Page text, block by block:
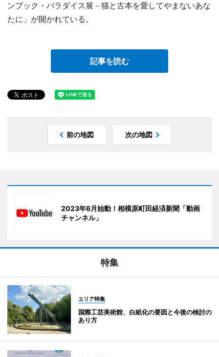
ンブック・パラダイス展－猫と古本を愛してやまないあな
たに」が開かれている。
記事を読む
前の地図 次の地図
2023年6月始動！相模原町田経済新聞「動画
チャンネル」
特集
エリア特集
国際工芸美術館、白紙化の要因と今後の検討の
あり方